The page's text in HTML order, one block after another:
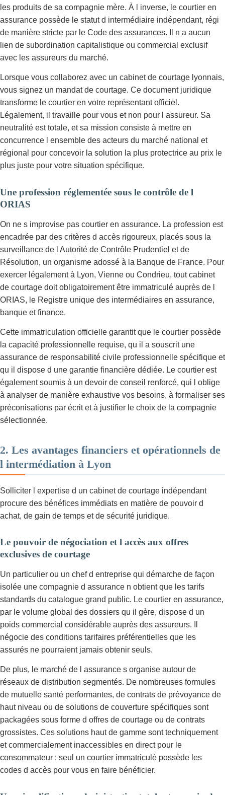
les produits de sa compagnie mère. À l inverse, le courtier en
assurance possède le statut d intermédiaire indépendant, régi
de manière stricte par le Code des assurances. Il n a aucun
lien de subordination capitalistique ou commercial exclusif
avec les assureurs du marché.
Lorsque vous collaborez avec un cabinet de courtage lyonnais,
vous signez un mandat de courtage. Ce document juridique
transforme le courtier en votre représentant officiel.
Légalement, il travaille pour vous et non pour l assureur. Sa
neutralité est totale, et sa mission consiste à mettre en
concurrence l ensemble des acteurs du marché national et
régional pour concevoir la solution la plus protectrice au prix le
plus juste pour votre situation spécifique.
Une profession réglementée sous le contrôle de l
ORIAS
On ne s improvise pas courtier en assurance. La profession est
encadrée par des critères d accès rigoureux, placés sous la
surveillance de l Autorité de Contrôle Prudentiel et de
Résolution, un organisme adossé à la Banque de France. Pour
exercer légalement à Lyon, Vienne ou Condrieu, tout cabinet
de courtage doit obligatoirement être immatriculé auprès de l
ORIAS, le Registre unique des intermédiaires en assurance,
banque et finance.
Cette immatriculation officielle garantit que le courtier possède
la capacité professionnelle requise, qu il a souscrit une
assurance de responsabilité civile professionnelle spécifique et
qu il dispose d une garantie financière dédiée. Le courtier est
également soumis à un devoir de conseil renforcé, qui l oblige
à analyser de manière exhaustive vos besoins, à formaliser ses
préconisations par écrit et à justifier le choix de la compagnie
sélectionnée.
2. Les avantages financiers et opérationnels de
l intermédiation à Lyon
Solliciter l expertise d un cabinet de courtage indépendant
procure des bénéfices immédiats en matière de pouvoir d
achat, de gain de temps et de sécurité juridique.
Le pouvoir de négociation et l accès aux offres
exclusives de courtage
Un particulier ou un chef d entreprise qui démarche de façon
isolée une compagnie d assurance n obtient que les tarifs
standards du catalogue grand public. Le courtier en assurance,
par le volume global des dossiers qu il gère, dispose d un
poids commercial considérable auprès des assureurs. Il
négocie des conditions tarifaires préférentielles que les
assurés ne pourraient jamais obtenir seuls.
De plus, le marché de l assurance s organise autour de
réseaux de distribution segmentés. De nombreuses formules
de mutuelle santé performantes, de contrats de prévoyance de
haut niveau ou de solutions de couverture spécifiques sont
packagées sous forme d offres de courtage ou de contrats
grossistes. Ces solutions haut de gamme sont techniquement
et commercialement inaccessibles en direct pour le
consommateur : seul un courtier immatriculé possède les
codes d accès pour vous en faire bénéficier.